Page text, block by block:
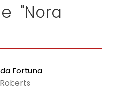
"Nora
Fortuna